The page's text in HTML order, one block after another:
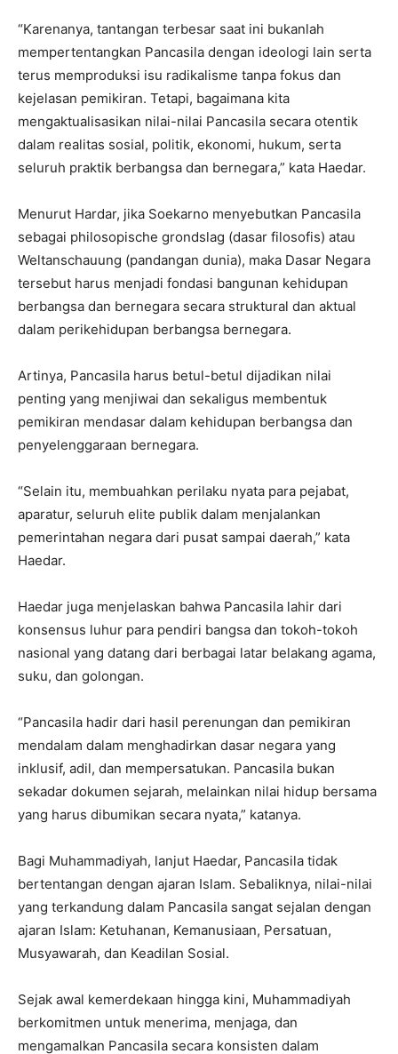
“Karenanya, tantangan terbesar saat ini bukanlah
mempertentangkan Pancasila dengan ideologi lain serta
terus memproduksi isu radikalisme tanpa fokus dan
kejelasan pemikiran. Tetapi, bagaimana kita
mengaktualisasikan nilai-nilai Pancasila secara otentik
dalam realitas sosial, politik, ekonomi, hukum, serta
seluruh praktik berbangsa dan bernegara,” kata Haedar.
Menurut Hardar, jika Soekarno menyebutkan Pancasila
sebagai philosopische grondslag (dasar filosofis) atau
Weltanschauung (pandangan dunia), maka Dasar Negara
tersebut harus menjadi fondasi bangunan kehidupan
berbangsa dan bernegara secara struktural dan aktual
dalam perikehidupan berbangsa bernegara.
Artinya, Pancasila harus betul-betul dijadikan nilai
penting yang menjiwai dan sekaligus membentuk
pemikiran mendasar dalam kehidupan berbangsa dan
penyelenggaraan bernegara.
“Selain itu, membuahkan perilaku nyata para pejabat,
aparatur, seluruh elite publik dalam menjalankan
pemerintahan negara dari pusat sampai daerah,” kata
Haedar.
Haedar juga menjelaskan bahwa Pancasila lahir dari
konsensus luhur para pendiri bangsa dan tokoh-tokoh
nasional yang datang dari berbagai latar belakang agama,
suku, dan golongan.
“Pancasila hadir dari hasil perenungan dan pemikiran
mendalam dalam menghadirkan dasar negara yang
inklusif, adil, dan mempersatukan. Pancasila bukan
sekadar dokumen sejarah, melainkan nilai hidup bersama
yang harus dibumikan secara nyata,” katanya.
Bagi Muhammadiyah, lanjut Haedar, Pancasila tidak
bertentangan dengan ajaran Islam. Sebaliknya, nilai-nilai
yang terkandung dalam Pancasila sangat sejalan dengan
ajaran Islam: Ketuhanan, Kemanusiaan, Persatuan,
Musyawarah, dan Keadilan Sosial.
Sejak awal kemerdekaan hingga kini, Muhammadiyah
berkomitmen untuk menerima, menjaga, dan
mengamalkan Pancasila secara konsisten dalam